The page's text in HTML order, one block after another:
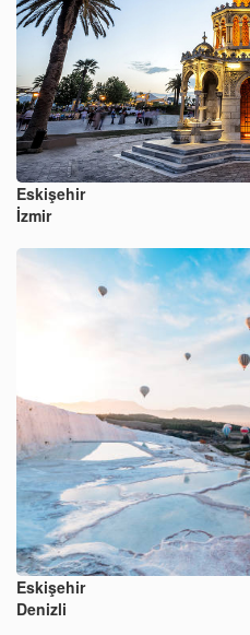
Eskişehir
İzmir
Eskişehir
Denizli